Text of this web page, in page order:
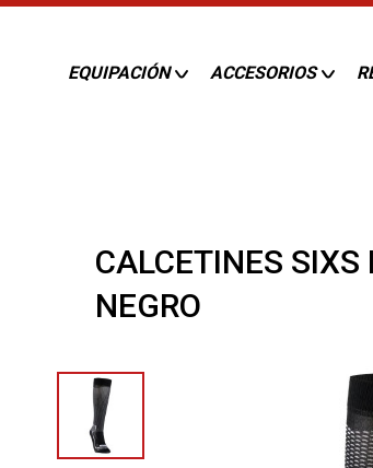
EQUIPACIÓN ACCESORIOS
CALCETINES SIXS
NEGRO